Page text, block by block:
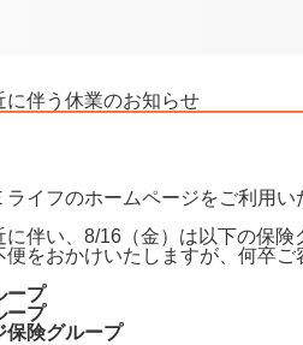
に伴う休業のお知らせ
ライフのホームページをご利用い
に伴い、8/16（金）は以下の保険
便をおかけいたしますが、何卒ご
ープ
ープ
保険グループ